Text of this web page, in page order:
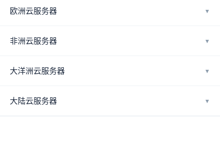
欧洲云服务器 ▼
非洲云服务器 ▼
大洋洲云服务器 ▼
大陆云服务器 ▼